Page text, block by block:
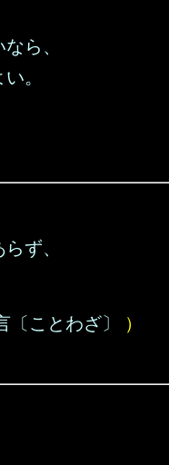
ら、
。
ず、
ことわざ〕
）